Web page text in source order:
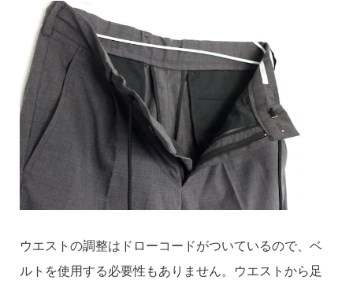
ウエストの調整はドローコードがついているので、ベ
ルトを使用する必要性もありません。ウエストから足